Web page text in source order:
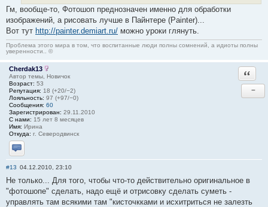
Гм, вообще-то, Фотошоп преднозначен именно для обработки
изображений, а рисовать лучше в Пайнтере (Painter)...
Вот тут http://painter.demiart.ru/ можно уроки глянуть.
Проблема этого мира в том, что воспитанные люди полны сомнений, а идиоты полны
уверенности.. ©
Cherdak13
Автор темы, Новичок
Возраст: 53
Репутация: 18 (+20/−2)
Лояльность: 97 (+97/−0)
Сообщения: 60
Зарегистрирован: 29.11.2010
С нами: 15 лет 8 месяцев
Имя: Ирина
Откуда: г. Северодвинск
Отправить личное сообщение
−
#13 04.12.2010, 23:10
Не только... Для того, чтобы что-то действительно оригинальное в
"фотошопе" сделать, надо ещё и отрисовку сделать суметь -
управлять там всякими там "кисточкками и исхитриться не залезть